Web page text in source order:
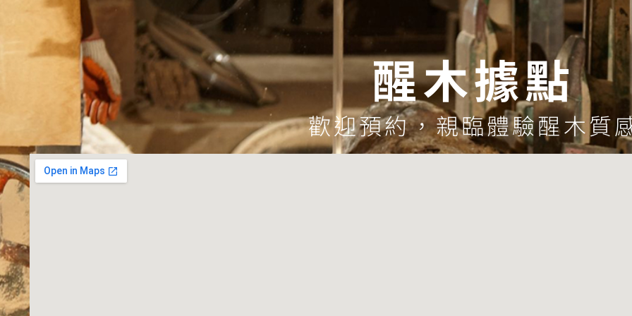
醒木據點
歡迎預約，親臨體驗醒木質